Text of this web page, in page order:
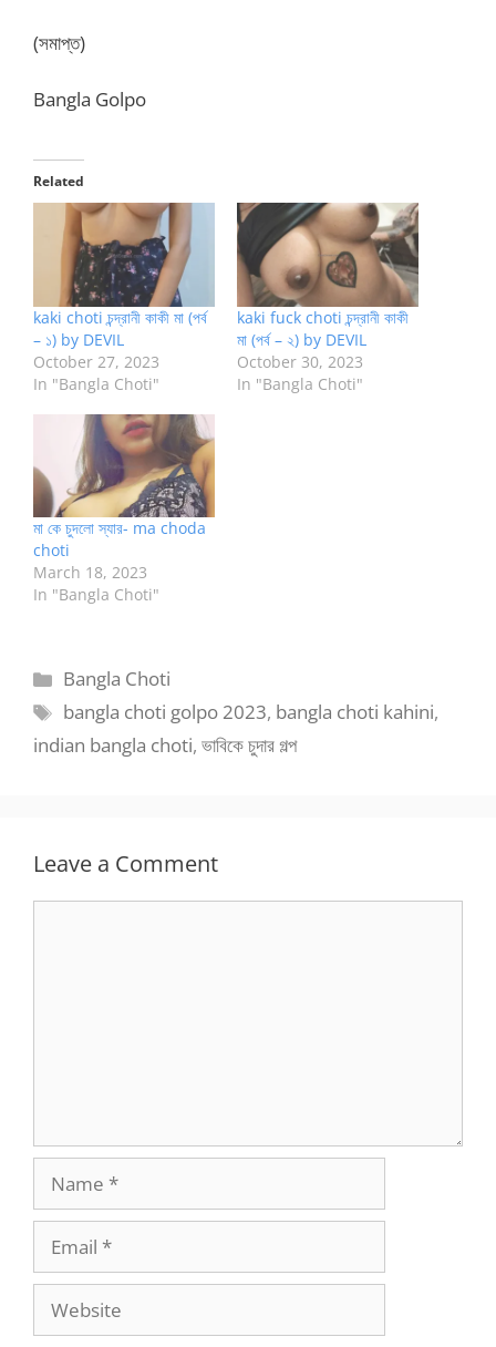
(সমাপ্ত)
Bangla Golpo
Related
kaki choti চন্দ্রানী কাকী মা (পর্ব
– ১) by DEVIL
October 27, 2023
In "Bangla Choti"
kaki fuck choti চন্দ্রানী কাকী
মা (পর্ব – ২) by DEVIL
October 30, 2023
In "Bangla Choti"
মা কে চুদলো স্যার- ma choda
choti
March 18, 2023
In "Bangla Choti"
Categories
Bangla Choti
Tags
bangla choti golpo 2023, bangla choti kahini,
indian bangla choti, ভাবিকে চুদার গল্প
Leave a Comment
Website